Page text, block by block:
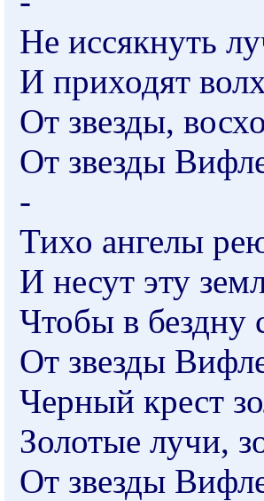
Не иссякнуть
И приходят
От звезды,
От звезды
-
Тихо ангелы
И несут эту
Чтобы в бездну
От звезды
Черный крест
Золотые лучи,
От звезды